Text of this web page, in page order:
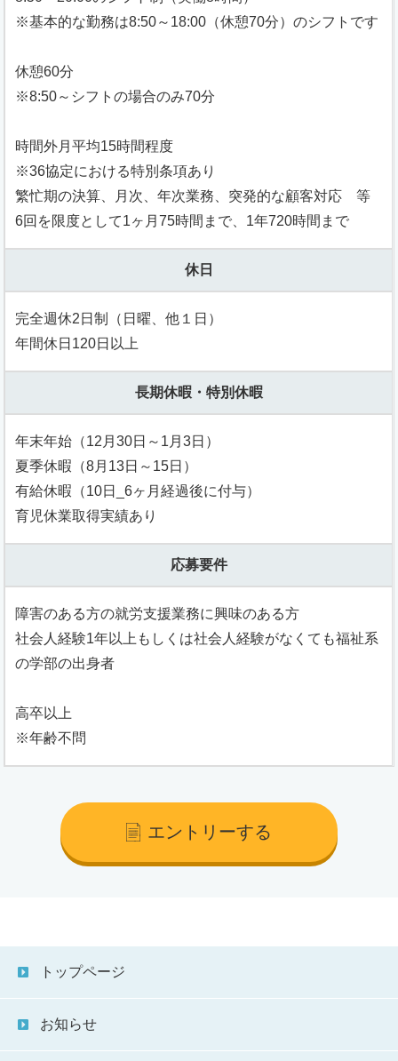
※基本的な勤務は8:50～18:00（休憩70分）のシフトです
休憩60分
※8:50～シフトの場合のみ70分
時間外月平均15時間程度
※36協定における特別条項あり
繁忙期の決算、月次、年次業務、突発的な顧客対応 等
6回を限度として1ヶ月75時間まで、1年720時間まで
休日
完全週休2日制（日曜、他１日）
年間休日120日以上
長期休暇・特別休暇
年末年始（12月30日～1月3日）
夏季休暇（8月13日～15日）
有給休暇（10日_6ヶ月経過後に付与）
育児休業取得実績あり
応募要件
障害のある方の就労支援業務に興味のある方
社会人経験1年以上もしくは社会人経験がなくても福祉系
の学部の出身者
高卒以上
※年齢不問
エントリーする
トップページ
お知らせ